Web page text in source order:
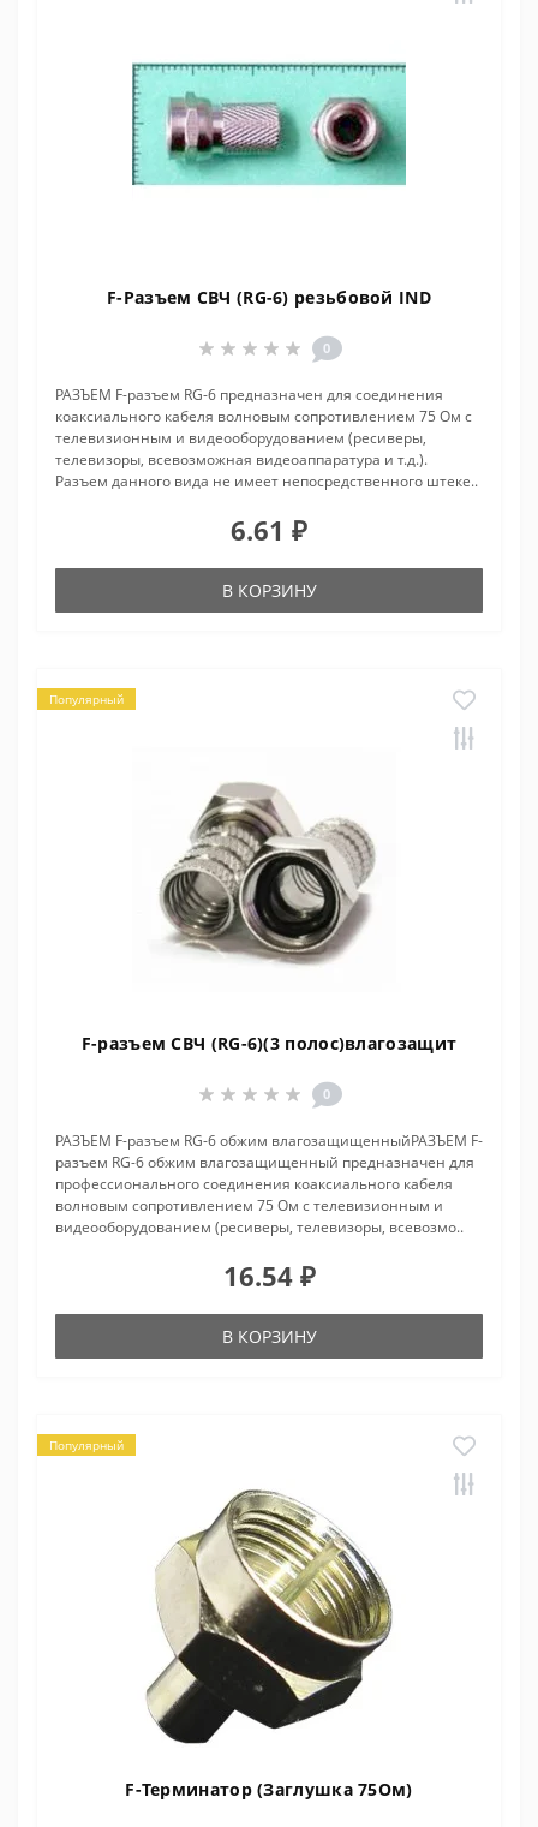
F-Разъем СВЧ (RG-6) резьбовой IND
0
РАЗЪЕМ F-разъем RG-6 предназначен для соединения
коаксиального кабеля волновым сопротивлением 75 Ом с
телевизионным и видеооборудованием (ресиверы,
телевизоры, всевозможная видеоаппаратура и т.д.).
Разъем данного вида не имеет непосредственного штеке..
6.61 ₽
В КОРЗИНУ
Популярный
F-разъем СВЧ (RG-6)(3 полос)влагозащит
0
РАЗЪЕМ F-разъем RG-6 обжим влагозащищенныйРАЗЪЕМ F-
разъем RG-6 обжим влагозащищенный предназначен для
профессионального соединения коаксиального кабеля
волновым сопротивлением 75 Ом с телевизионным и
видеооборудованием (ресиверы, телевизоры, всевозмо..
16.54 ₽
В КОРЗИНУ
Популярный
F-Терминатор (Заглушка 75Ом)